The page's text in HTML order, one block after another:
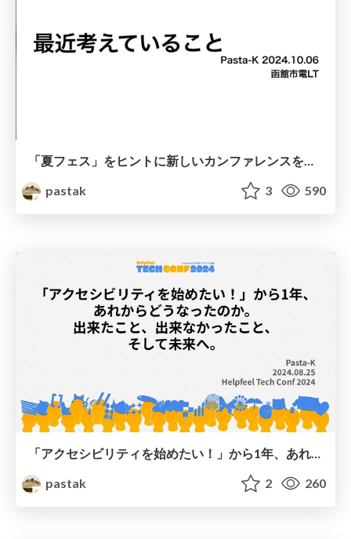
「夏フェス」をヒントに新しいカンファレンスを考えてみた at 函館市電LT
pastak
3 590
「アクセシビリティを始めたい！」から1年、あれからどうなったのか。
pastak
2 260